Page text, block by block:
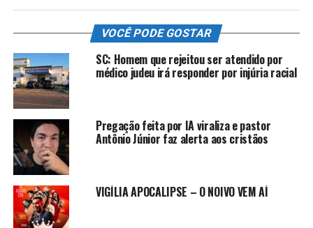
VOCÊ PODE GOSTAR
SC: Homem que rejeitou ser atendido por
médico judeu irá responder por injúria racial
Pregação feita por IA viraliza e pastor
Antônio Júnior faz alerta aos cristãos
VIGÍLIA APOCALIPSE – O NOIVO VEM AÍ